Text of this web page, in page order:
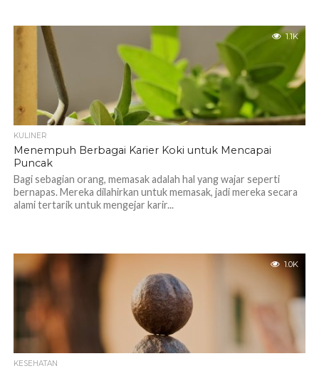
1.1K
KULINER
Menempuh Berbagai Karier Koki untuk Mencapai
Puncak
Bagi sebagian orang, memasak adalah hal yang wajar seperti
bernapas. Mereka dilahirkan untuk memasak, jadi mereka secara
alami tertarik untuk mengejar karir...
1.0K
KESEHATAN